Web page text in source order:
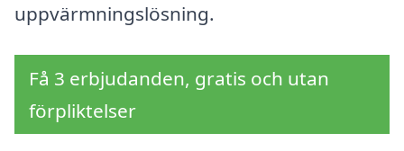
uppvärmningslösning.
Få 3 erbjudanden, gratis och utan
förpliktelser